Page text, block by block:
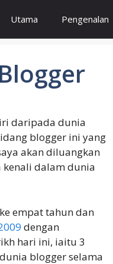
Utama Pengenalan
daripada dunia
blogger ini yang
akan diluangkan
kenali dalam dunia
empat tahun dan
dengan
hari ini, iaitu 3
blogger selama